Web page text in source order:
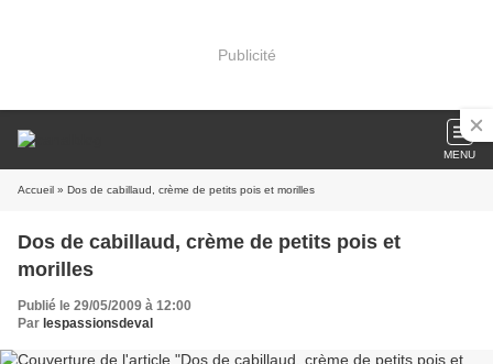
Publicité
MENU
Accueil » Dos de cabillaud, crème de petits pois et morilles
Dos de cabillaud, crème de petits pois et
morilles
Publié le 29/05/2009 à 12:00
Par lespassionsdeval